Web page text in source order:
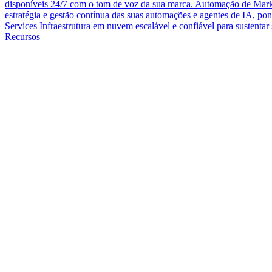
disponíveis 24/7 com o tom de voz da sua marca. Automação de
estratégia e gestão contínua das suas automações e agentes de IA,
Services Infraestrutura em nuvem escalável e confiável para
Recursos